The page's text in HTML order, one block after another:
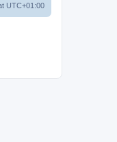
UTC+01:00